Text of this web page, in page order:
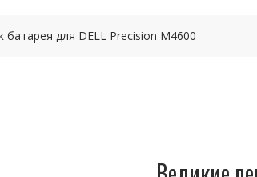
батарея для DELL Precision M4600